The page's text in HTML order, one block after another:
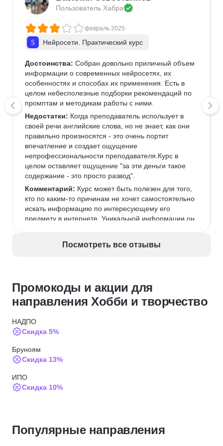
Пользователь Хабра
февраль 2025
Нейросети. Практический курс
Достоинства: Собран довольно приличный объем
информации о современных нейросетях, их
особенностях и способах их применения. Есть в
целом небесполезные подборки рекомендаций по
промптам и методикам работы с ними.
Недостатки: Когда преподаватель использует в
своей речи английские слова, но не знает, как они
правильно произносятся - это очень портит
впечатление и создает ощущение
непрофессиональности преподавателя.Курс в
целом оставляет ощущение "за эти деньги такое
содержание - это просто развод".
Комментарий: Курс может быть полезен для того,
кто по каким-то причинам не хочет самостоятельно
искать информацию по интересующему его
предмету в интернете. Уникальной информации он
через призму восприятия авторов.Таких денег
Посмотреть все отзывы
Промокоды и акции для
направления Хобби и творчество
НАДПО
Скидка 5%
Бруноям
Скидка 13%
ИПО
Скидка 10%
Академия Эдюсон
Популярные направления